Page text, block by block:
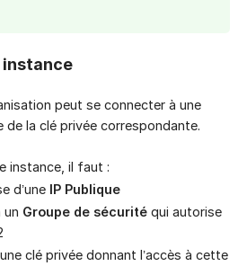
instance
peut se connecter à une
de la clé privée correspondante.
instance, il faut :
d’une IP Publique
un Groupe de sécurité qui autorise
clé privée donnant l’accès à cette